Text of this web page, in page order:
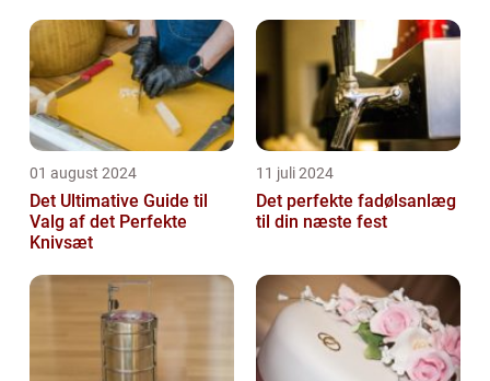
01 august 2024
Det Ultimative Guide til
Valg af det Perfekte
Knivsæt
11 juli 2024
Det perfekte fadølsanlæg
til din næste fest